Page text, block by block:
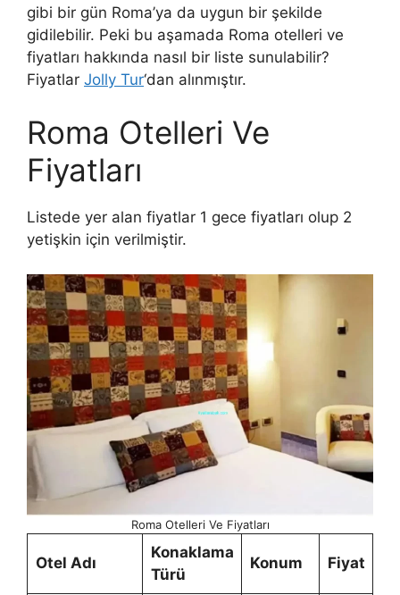
gibi bir gün Roma’ya da uygun bir şekilde
gidilebilir. Peki bu aşamada Roma otelleri ve
fiyatları hakkında nasıl bir liste sunulabilir?
Fiyatlar Jolly Tur‘dan alınmıştır.
Roma Otelleri Ve
Fiyatları
Listede yer alan fiyatlar 1 gece fiyatları olup 2
yetişkin için verilmiştir.
Roma Otelleri Ve Fiyatları
Otel Adı
Konaklama
Türü
Konum Fiyat